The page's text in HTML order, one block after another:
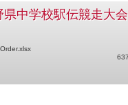
県中学校駅伝競走大